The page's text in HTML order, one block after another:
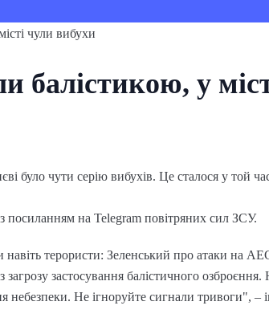
балістикою, у
було чути серію вибухів. Це сталося у той
посиланням на Telegram повітряних сил ЗСУ.
терористи: Зеленський про атаки на
загрозу застосування балістичного
небезпеки. Не ігноруйте сигнали тривоги",